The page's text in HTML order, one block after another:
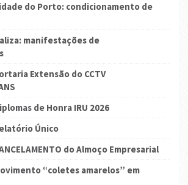
do Porto: condicionamento de
manifestações de
Extensão do CCTV
de Honra IRU 2026
Único
do Almoço Empresarial
“coletes amarelos” em